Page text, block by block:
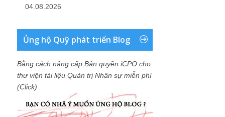
04.08.2026
Ủng hộ Quỹ phát triển Blog
Bằng cách nâng cấp Bản quyền iCPO cho
thư viện tài liệu Quản trị Nhân sự miễn phí
(Click)